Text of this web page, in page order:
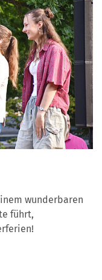
wunderbaren
führt,